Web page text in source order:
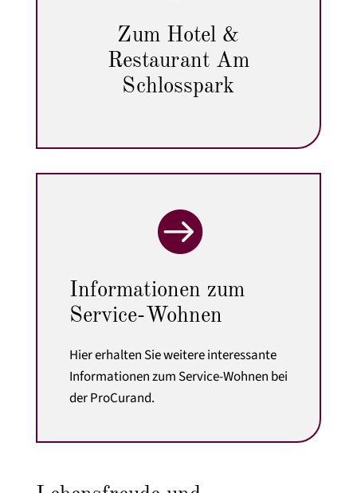
Zum Hotel &
Restaurant Am
Schlosspark

Informationen zum
Service-Wohnen
Hier erhalten Sie weitere interessante
Informationen zum Service-Wohnen bei
der ProCurand.